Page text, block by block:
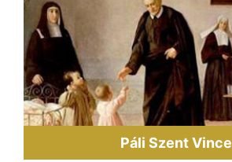
Páli Szent Vince